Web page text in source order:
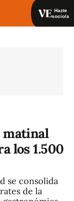
Hazte
socio/a
matinal
los 1.500
se consolida
de la